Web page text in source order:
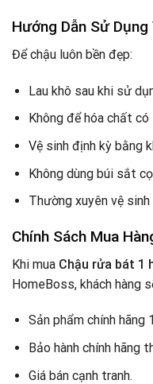
Hướng Dẫn Sử Dụng
Để chậu luôn bền đẹp:
Lau khô sau khi sử
Không để hóa chất
Vệ sinh định kỳ bằng
Không dùng búi sắt
Thường xuyên vệ
Chính Sách Mua
Khi mua Chậu rửa bát 1
HomeBoss, khách hàng
Sản phẩm chính hãng
Bảo hành chính hãng
Giá bán cạnh tranh.